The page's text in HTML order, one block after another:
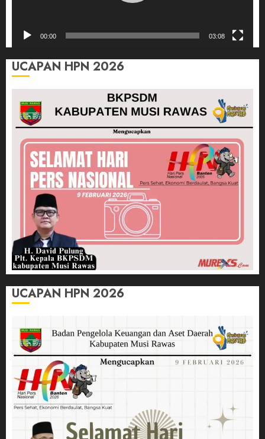
00:00 03:08
UCAPAN HPN 2026
UCAPAN HPN 2026